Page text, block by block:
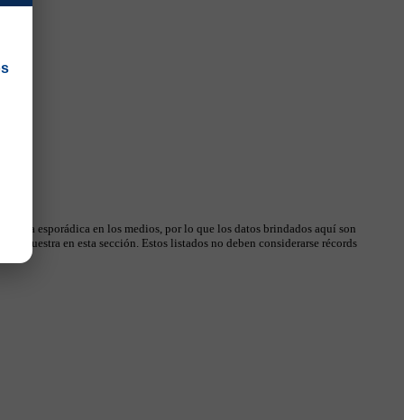
esporádica en los medios, por lo que los datos brindados aquí son
muestra en esta sección. Estos listados no deben considerarse récords